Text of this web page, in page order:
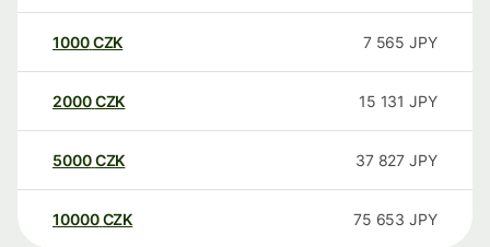
1000CZK 7 565 JPY
2000CZK 15 131 JPY
5000CZK 37 827 JPY
10000 CZK 75 653 JPY